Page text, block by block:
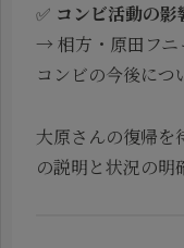
✅ コンビ活動の影
→ 相方・原田フニ
コンビの今後に
大原さんの復帰を
の説明と状況の明